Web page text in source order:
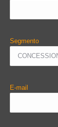
Segmento
E-mail